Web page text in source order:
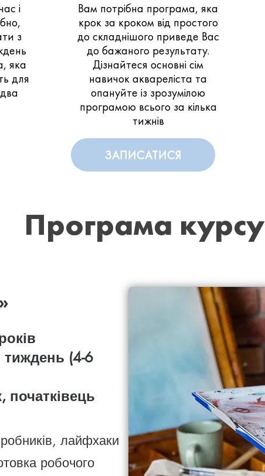
і
з
яка
для
Вам потрібна програма, яка
крок за кроком від простого
до складнішого приведе Вас
до бажаного результату.
Дізнайтеся основні сім
навичок аквареліста та
опануйте із зрозумілою
програмою всього за кілька
тижнів
ЗАПИСАТИСЯ
Програма курсу
(4-6
початківець
лайфхаки
робочого